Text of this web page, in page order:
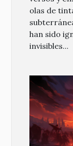
olas de
han sido
invisibles...